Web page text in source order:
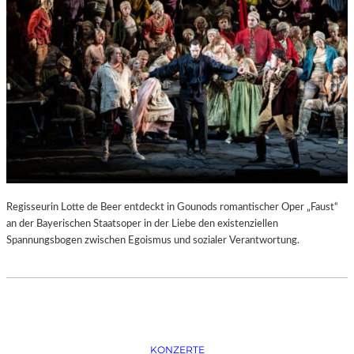
–
K
Ü
N
S
T
L
E
R
,
T
M
Regisseurin Lotte de Beer entdeckt in Gounods romantischer Oper „Faust“
an der Bayerischen Staatsoper in der Liebe den existenziellen
Spannungsbogen zwischen Egoismus und sozialer Verantwortung.
KONZERTE